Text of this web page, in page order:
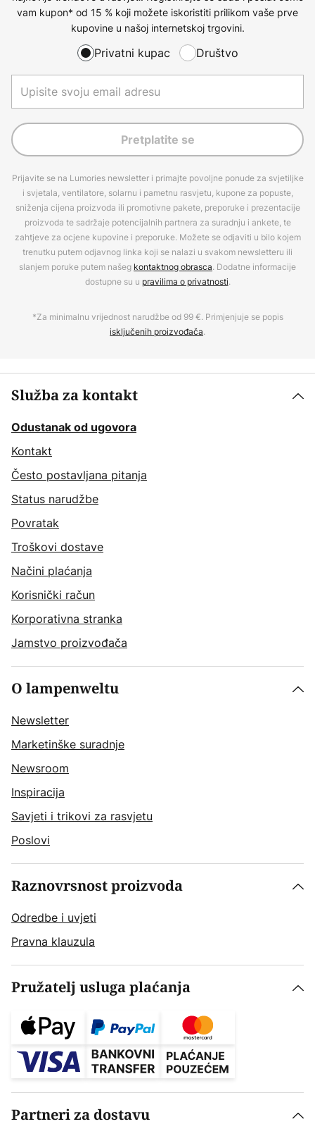
vam kupon* od 15 % koji možete iskoristiti prilikom vaše prve
kupovine u našoj internetskoj trgovini.
Privatni kupac Društvo
Pretplatite se
Prijavite se na Lumories newsletter i primajte povoljne ponude za svjetiljke
i svjetala, ventilatore, solarnu i pametnu rasvjetu, kupone za popuste,
sniženja cijena proizvoda ili promotivne pakete, preporuke i prezentacije
proizvoda te sadržaje potencijalnih partnera za suradnju i ankete, te
zahtjeve za ocjene kupovine i preporuke. Možete se odjaviti u bilo kojem
trenutku putem odjavnog linka koji se nalazi u svakom newsletteru ili
slanjem poruke putem našeg kontaktnog obrasca. Dodatne informacije
dostupne su u pravilima o privatnosti.
*Za minimalnu vrijednost narudžbe od 99 €. Primjenjuje se popis
isključenih proizvođača.
Služba za kontakt
Odustanak od ugovora
Kontakt
Često postavljana pitanja
Status narudžbe
Povratak
Troškovi dostave
Načini plaćanja
Korisnički račun
Korporativna stranka
Jamstvo proizvođača
O lampenweltu
Newsletter
Marketinške suradnje
Newsroom
Inspiracija
Savjeti i trikovi za rasvjetu
Poslovi
Raznovrsnost proizvoda
Odredbe i uvjeti
Pravna klauzula
Pružatelj usluga plaćanja
Partneri za dostavu